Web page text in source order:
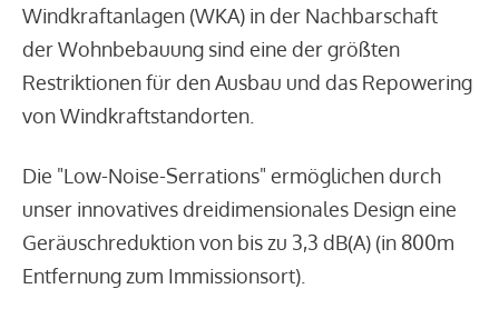
Windkraftanlagen (WKA) in der Nachbarschaft
der Wohnbebauung sind eine der größten
Restriktionen für den Ausbau und das Repowering
von Windkraftstandorten.
Die "Low-Noise-Serrations" ermöglichen durch
unser innovatives dreidimensionales Design eine
Geräuschreduktion von bis zu 3,3 dB(A) (in 800m
Entfernung zum Immissionsort).